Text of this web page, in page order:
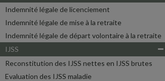
Indemnité légale de licenciement
Indemnité légale de mise à la retraite
Indemnité légale de départ volontaire à la retraite
IJSS
Reconstitution des IJSS nettes en IJSS brutes
Evaluation des IJSS maladie